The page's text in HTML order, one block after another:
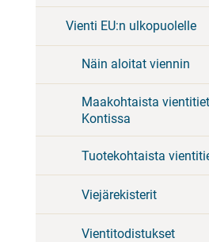
Vienti EU:n ulkopuolelle
Näin aloitat viennin
Maakohtaista
Kontissa
Tuotekohtaista
Viejärekisterit
Vientitodistukset